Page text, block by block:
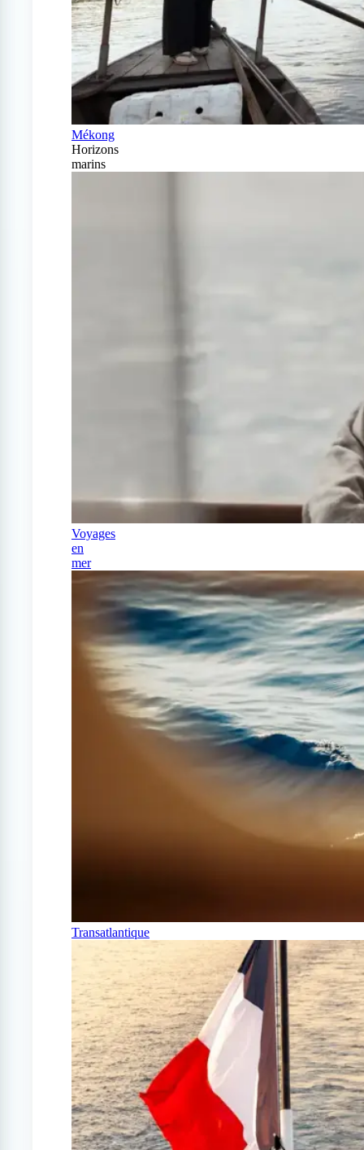
Mékong
Horizons
marins
Voyages
en
mer
Transatlantique